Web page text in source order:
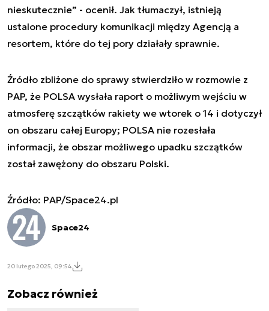
nieskutecznie” - ocenił. Jak tłumaczył, istnieją
ustalone procedury komunikacji między Agencją a
resortem, które do tej pory działały sprawnie.
Źródło zbliżone do sprawy stwierdziło w rozmowie z
PAP, że POLSA wysłała raport o możliwym wejściu w
atmosferę szczątków rakiety we wtorek o 14 i dotyczył
on obszaru całej Europy; POLSA nie rozesłała
informacji, że obszar możliwego upadku szczątków
został zawężony do obszaru Polski.
Źródło: PAP/Space24.pl
Space24
20 lutego 2025, 09:54
Zobacz również